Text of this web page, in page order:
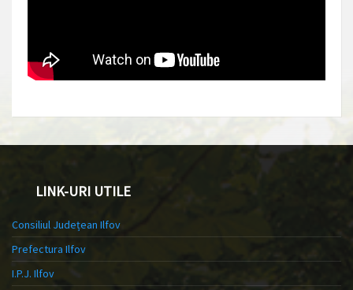
LINK-URI UTILE
Consiliul Județean Ilfov
Prefectura Ilfov
I.P.J. Ilfov